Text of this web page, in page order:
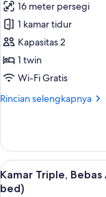
Twin
Besar,
Bebas
Asap
Rokok
foto
untuk
Kamar
Single,
1
Tidur
Asap
Rokok
16 meter persegi
1 kamar tidur
Kapasitas 2
1 twin
Wi-Fi Gratis
Rincian selengkapnya
Rincian
Kamar
Single,
1
Tempat
Lihat
semua
5
Kamar Triple, Bebas
bed)